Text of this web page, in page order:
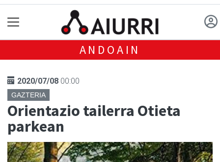
ANDOAIN
2020/07/08 00:00
GAZTERIA
Orientazio tailerra Otieta
parkean